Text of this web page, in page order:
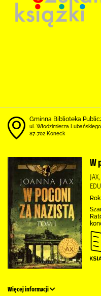
Gminna Biblioteka
ul. Włodzimierza
87-702 Koneck
W
Więcej informacji